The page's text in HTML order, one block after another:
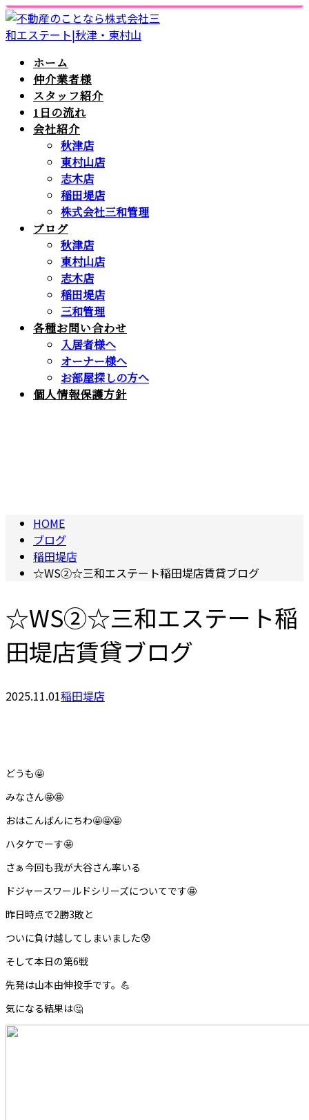
ホーム
仲介業者様
スタッフ紹介
1日の流れ
会社紹介
秋津店
東村山店
志木店
稲田堤店
株式会社三和管理
ブログ
秋津店
東村山店
志木店
稲田堤店
三和管理
各種お問い合わせ
入居者様へ
オーナー様へ
お部屋探しの方へ
個人情報保護方針
HOME
ブログ
稲田堤店
☆WS②☆三和エステート稲田堤店賃貸ブログ
☆WS②☆三和エステート稲
田堤店賃貸ブログ
2025.11.01稲田堤店
どうも🤩
みなさん🤩🤩
おはこんばんにちわ🤩🤩🤩
ハタケでーす🤩
さぁ今回も我が大谷さん率いる
ドジャースワールドシリーズについてです🤩
昨日時点で2勝3敗と
ついに負け越してしまいました😰
そして本日の第6戦
先発は山本由伸投手です。💪
気になる結果は🤔